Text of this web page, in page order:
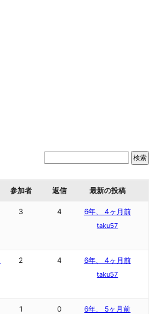
参加者 返信 最新の投稿
3 4 6年、 4ヶ月前
taku57
2 4 6年、 4ヶ月前
taku57
1 0 6年、 5ヶ月前